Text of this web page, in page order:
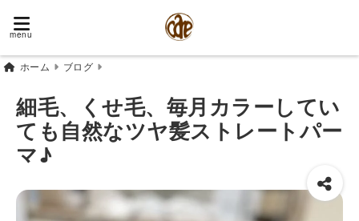
menu
ホーム ブログ
細毛、くせ毛、毎月カラーしてい
ても自然なツヤ髪ストレートパー
マ♪